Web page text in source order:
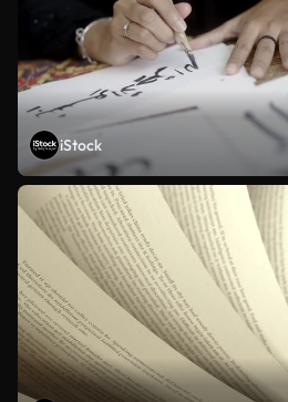
iStock